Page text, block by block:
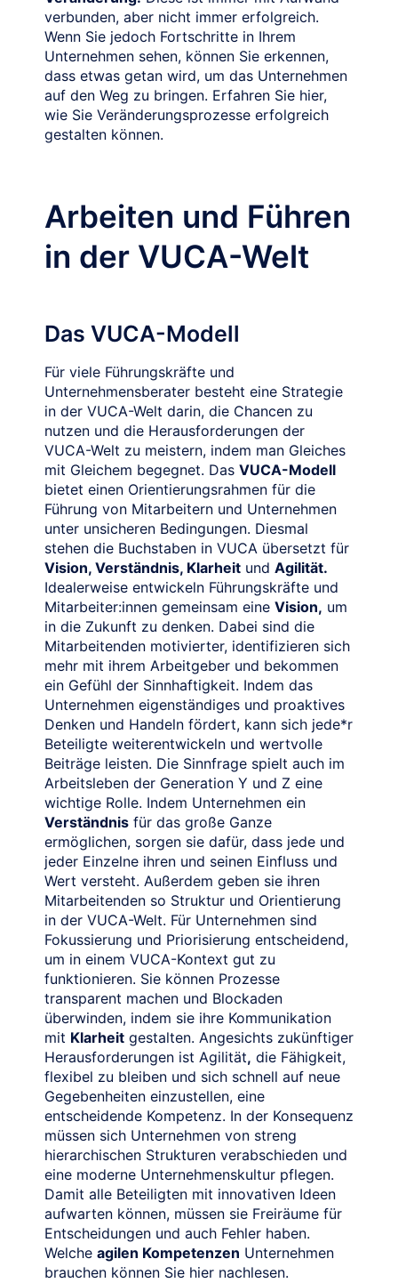
verbunden, aber nicht immer erfolgreich.
Wenn Sie jedoch Fortschritte in Ihrem
Unternehmen sehen, können Sie erkennen,
dass etwas getan wird, um das Unternehmen
auf den Weg zu bringen. Erfahren Sie hier,
wie Sie Veränderungsprozesse erfolgreich
gestalten können.
Arbeiten und Führen
in der VUCA-Welt
Das VUCA-Modell
Für viele Führungskräfte und
Unternehmensberater besteht eine Strategie
in der VUCA-Welt darin, die Chancen zu
nutzen und die Herausforderungen der
VUCA-Welt zu meistern, indem man Gleiches
mit Gleichem begegnet. Das VUCA-Modell
bietet einen Orientierungsrahmen für die
Führung von Mitarbeitern und Unternehmen
unter unsicheren Bedingungen. Diesmal
stehen die Buchstaben in VUCA übersetzt für
Vision, Verständnis, Klarheit und Agilität.
Idealerweise entwickeln Führungskräfte und
Mitarbeiter:innen gemeinsam eine Vision, um
in die Zukunft zu denken. Dabei sind die
Mitarbeitenden motivierter, identifizieren sich
mehr mit ihrem Arbeitgeber und bekommen
ein Gefühl der Sinnhaftigkeit. Indem das
Unternehmen eigenständiges und proaktives
Denken und Handeln fördert, kann sich jede*r
Beteiligte weiterentwickeln und wertvolle
Beiträge leisten. Die Sinnfrage spielt auch im
Arbeitsleben der Generation Y und Z eine
wichtige Rolle. Indem Unternehmen ein
Verständnis für das große Ganze
ermöglichen, sorgen sie dafür, dass jede und
jeder Einzelne ihren und seinen Einfluss und
Wert versteht. Außerdem geben sie ihren
Mitarbeitenden so Struktur und Orientierung
in der VUCA-Welt. Für Unternehmen sind
Fokussierung und Priorisierung entscheidend,
um in einem VUCA-Kontext gut zu
funktionieren. Sie können Prozesse
transparent machen und Blockaden
überwinden, indem sie ihre Kommunikation
mit Klarheit gestalten. Angesichts zukünftiger
Herausforderungen ist Agilität, die Fähigkeit,
flexibel zu bleiben und sich schnell auf neue
Gegebenheiten einzustellen, eine
entscheidende Kompetenz. In der Konsequenz
müssen sich Unternehmen von streng
hierarchischen Strukturen verabschieden und
eine moderne Unternehmenskultur pflegen.
Damit alle Beteiligten mit innovativen Ideen
aufwarten können, müssen sie Freiräume für
Entscheidungen und auch Fehler haben.
Welche agilen Kompetenzen Unternehmen
brauchen können Sie hier nachlesen.